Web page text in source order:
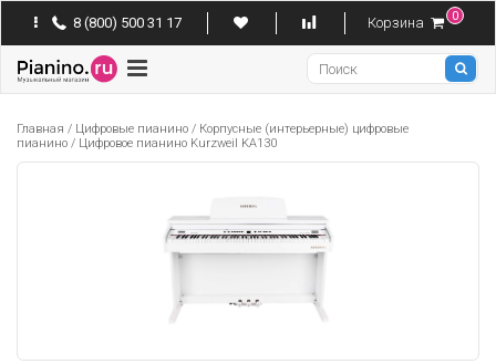
8 (800) 500 31 17 Корзина 0
Pianino
Главная / Цифровые пианино / Корпусные (интерьерные) цифровые
пианино / Цифровое пианино Kurzweil KA130